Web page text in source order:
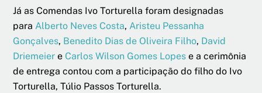
Já as Comendas Ivo Torturella foram designadas
paraAlberto Neves Costa,Aristeu Pessanha
Gonçalves, Benedito Dias de Oliveira Filho, David
Driemeier e Carlos Wilson Gomes Lopes e a cerimônia
de entrega contou com a participação do filho do Ivo
Torturella, Túlio Passos Torturella.